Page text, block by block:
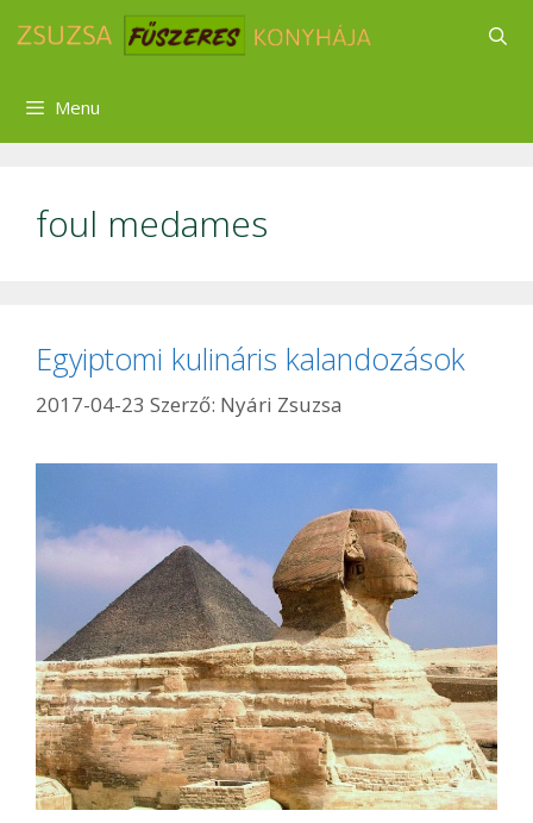
Menu
foul medames
Egyiptomi kulináris kalandozások
2017-04-23 Szerző: Nyári Zsuzsa